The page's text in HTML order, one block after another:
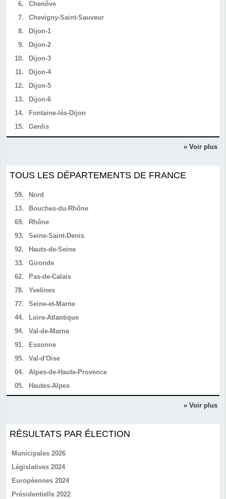
6.
Chenôve
7.
Chevigny-Saint-Sauveur
8.
Dijon-1
9.
Dijon-2
10.
Dijon-3
11.
Dijon-4
12.
Dijon-5
13.
Dijon-6
14.
Fontaine-lès-Dijon
15.
Genlis
» Voir plus
TOUS LES DÉPARTEMENTS DE FRANCE
59.
Nord
13.
Bouches-du-Rhône
69.
Rhône
93.
Seine-Saint-Denis
92.
Hauts-de-Seine
33.
Gironde
62.
Pas-de-Calais
78.
Yvelines
77.
Seine-et-Marne
44.
Loire-Atlantique
94.
Val-de-Marne
91.
Essonne
95.
Val-d'Oise
04.
Alpes-de-Haute-Provence
05.
Hautes-Alpes
» Voir plus
RÉSULTATS PAR ÉLECTION
Municipales 2026
Législatives 2024
Européennes 2024
Présidentielle 2022